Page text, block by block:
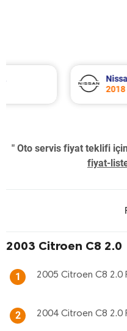
Nissan
2018 Model
" Oto servis fiyat teklifi için
fiyat-
2003 Citroen C8 2.0
1 2005 Citroen C8 2.0
2 2004 Citroen C8 2.0